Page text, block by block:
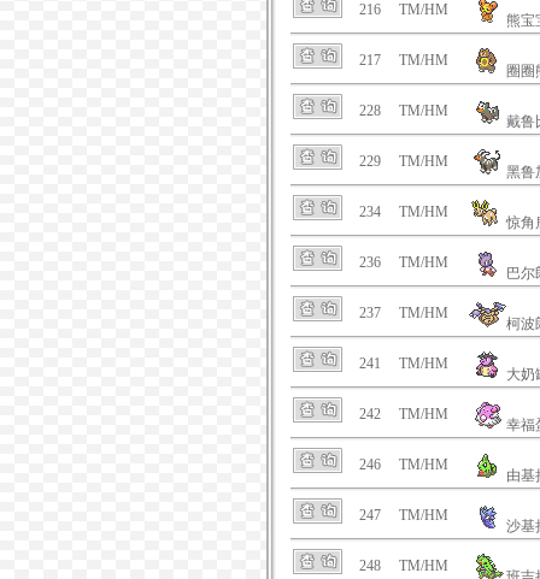
216 TM/HM
熊宝
217 TM/HM
圈圈
228 TM/HM
戴鲁
229 TM/HM
黑鲁
234 TM/HM
惊角
236 TM/HM
巴尔
237 TM/HM
柯波
241 TM/HM
大奶
242 TM/HM
幸福
246 TM/HM
由基
247 TM/HM
沙基
248 TM/HM